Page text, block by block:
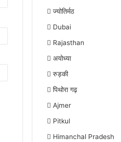
ज्योतिर्मठ
Dubai
Rajasthan
अयोध्या
रुड़की
पिथोरा गढ़
Ajmer
Pitkul
Himanchal Pradesh